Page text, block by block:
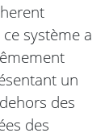
système a
un
des
des